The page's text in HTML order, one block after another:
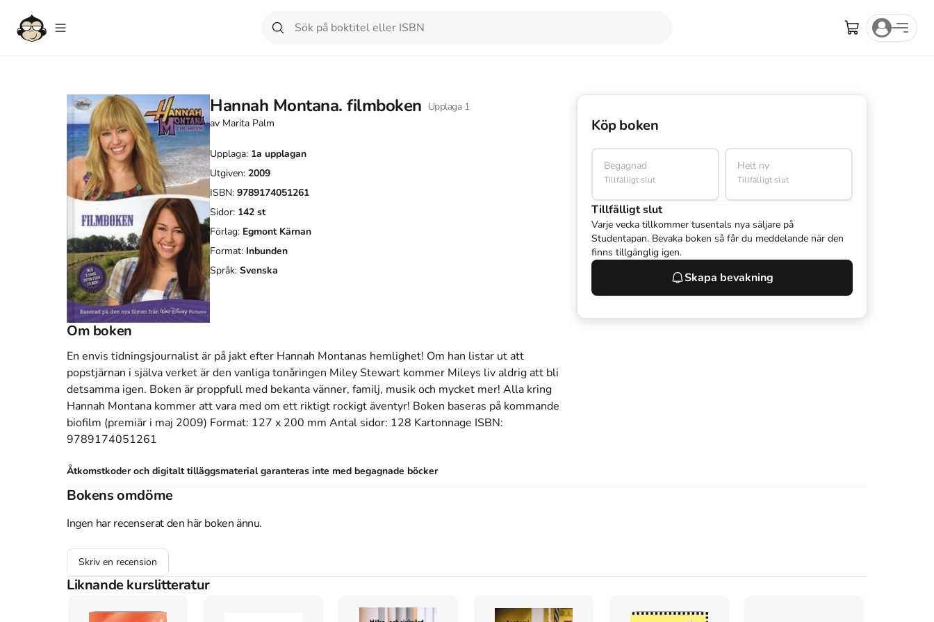
Hannah Montana. filmboken Upplaga 1
av Marita Palm
Upplaga: 1a upplagan
Utgiven: 2009
ISBN: 9789174051261
Sidor: 142 st
Förlag: Egmont Kärnan
Format: Inbunden
Språk: Svenska
Om boken
En envis tidningsjournalist är på jakt efter Hannah Montanas hemlighet! Om han listar ut att
popstjärnan i själva verket är den vanliga tonåringen Miley Stewart kommer Mileys liv aldrig att bli
detsamma igen. Boken är proppfull med bekanta vänner, familj, musik och mycket mer! Alla kring
Hannah Montana kommer att vara med om ett riktigt rockigt äventyr! Boken baseras på kommande
biofilm (premiär i maj 2009) Format: 127 x 200 mm Antal sidor: 128 Kartonnage ISBN:
9789174051261
Åtkomstkoder och digitalt tilläggsmaterial garanteras inte med begagnade böcker
Mer om Hannah Montana. filmboken (2009)
I april 2009 släpptes boken Hannah Montana. filmboken
upplagan av kursboken.
Egmont Kärnan.
på Studentapan och sparapengar .
Köp boken
Begagnad
Tillfälligt slut
Helt ny
Tillfälligt slut
Tillfälligt slut
Varje vecka tillkommer tusentals nya säljare på
Studentapan. Bevaka boken så får du meddelande när den
finns tillgänglig igen.
Skapa bevakning
Bokens omdöme
Ingen har recenserat den här boken ännu.
Skriv en recension
Liknande kurslitteratur